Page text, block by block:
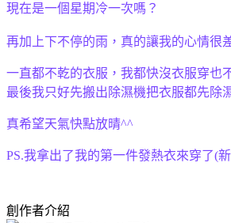
現在是一個星期冷一次嗎？
再加上下不停的雨，真的讓我的心情很
一直都不乾的衣服，我都快沒衣服穿也
最後我只好先搬出除濕機把衣服都先除
真希望天氣快點放晴^^
PS.我拿出了我的第一件發熱衣來穿了(
創作者介紹